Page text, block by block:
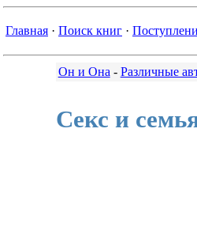
Главная · Поиск книг ·
Он и Она - Различные
Секс и